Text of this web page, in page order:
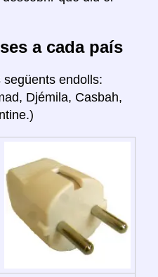
a cada país
següents endolls:
Djémila, Casbah,